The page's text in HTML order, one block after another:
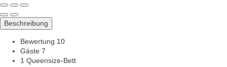
Beschreibung
Bewertung 10
Gäste 7
1 Queensize-Bett